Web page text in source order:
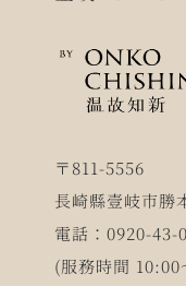
〒811-5556
長崎縣壹岐市勝
電話：0920-43-
(服務時間 10:00